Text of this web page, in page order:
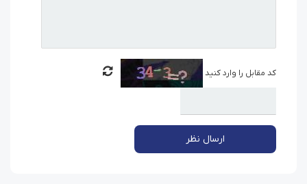
کد مقابل را وارد کنید
ارسال نظر